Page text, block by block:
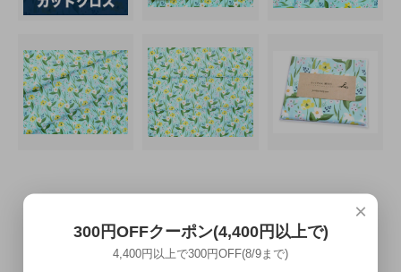
この商品を購入する
×
300円OFFクーポン(4,400円以上で)
4,400円以上で300円OFF(8/9まで)